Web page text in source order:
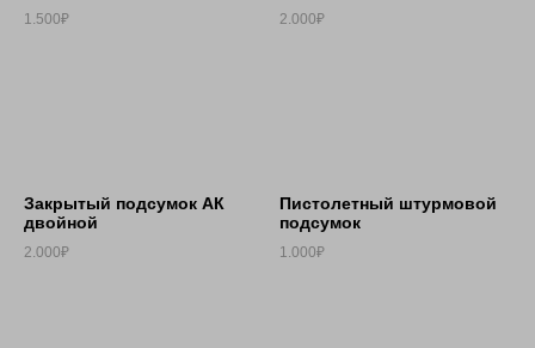
1.500₽ 2.000₽
Закрытый подсумок АК
двойной
2.000₽
Пистолетный штурмовой
подсумок
1.000₽